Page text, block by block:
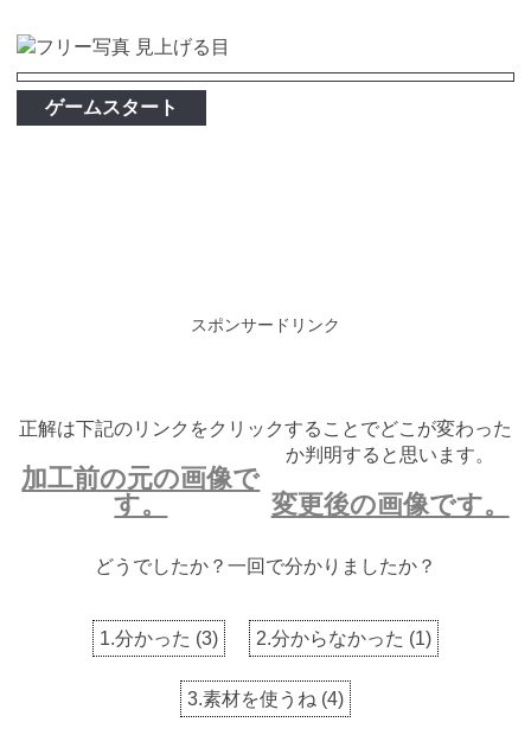
ゲームスタート
スポンサードリンク
正解は下記のリンクをクリックすることでどこが変わった
か判明すると思います。
加工前の元の画像で
す。
変更後の画像です。
どうでしたか？一回で分かりましたか？
1.分かった (3) 2.分からなかった (1)
3.素材を使うね (4)